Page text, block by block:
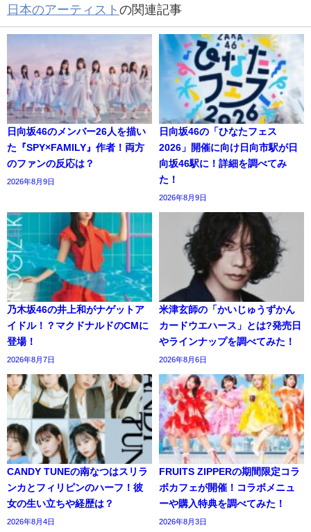
日本のアーティスト の関連記事
日向坂46のメンバー26人を描い
た『SPY×FAMILY』作者！両方
のファンの反応は？
2026年8月9日
日向坂46の「ひなたフェス
2026」開催に向け日向市駅が日
向坂46駅に！詳細を調べてみ
た！
2026年8月9日
乃木坂46の井上和がナゲットア
イドル！？マクドナルドのCMに
登場！
2026年8月7日
米津玄師の「かいじゅうずかん
カードウエハース」とは?発売日
やラインナップを調べてみた！
2026年8月6日
CANDY TUNEの南なつはスリラ
ンカとフィリピンのハーフ！彼
女の生い立ちや経歴は？
2026年8月4日
FRUITS ZIPPERの期間限定コラ
ボカフェが開催！コラボメニュ
ーや購入特典を調べてみた！
2026年8月3日